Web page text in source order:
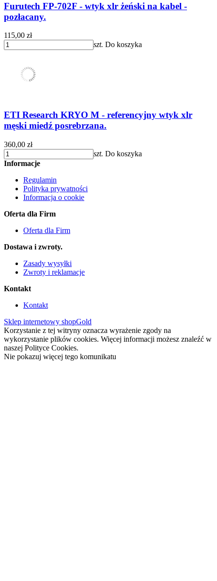
Furutech FP-702F - wtyk xlr żeński na kabel -
pozłacany.
115,00 zł
szt. Do koszyka
ETI Research KRYO M - referencyjny wtyk xlr
męski miedź posrebrzana.
360,00 zł
szt. Do koszyka
Informacje
Regulamin
Polityka prywatności
Informacja o cookie
Oferta dla Firm
Oferta dla Firm
Dostawa i zwroty.
Zasady wysyłki
Zwroty i reklamacje
Kontakt
Kontakt
Sklep internetowy shopGold
Korzystanie z tej witryny oznacza wyrażenie zgody na
wykorzystanie plików cookies. Więcej informacji możesz znaleźć w
naszej Polityce Cookies.
Nie pokazuj więcej tego komunikatu